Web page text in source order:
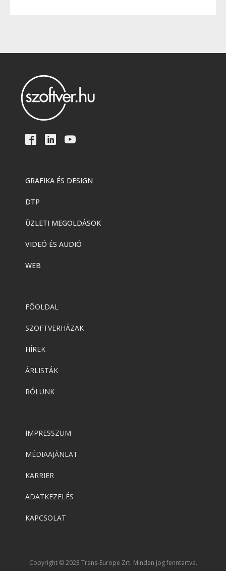
GRAFIKA ÉS DESIGN
DTP
ÜZLETI MEGOLDÁSOK
VIDEÓ ÉS AUDIÓ
WEB
FŐOLDAL
SZOFTVERHÁZAK
HÍREK
ÁRLISTÁK
RÓLUNK
IMPRESSZUM
MÉDIAAJÁNLAT
KARRIER
ADATKEZELÉS
KAPCSOLAT
Copyright © 2023 Trans-Europe Zrt. Minden jog fenntartva.